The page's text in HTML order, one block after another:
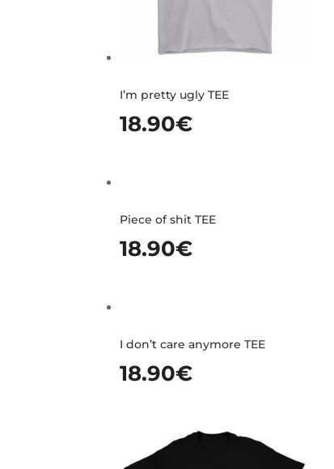
I’m pretty ugly TEE
18.90€
Piece of shit TEE
18.90€
I don’t care anymore TEE
18.90€